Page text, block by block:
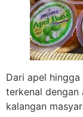
Dari apel
terkenal dengan
kalangan